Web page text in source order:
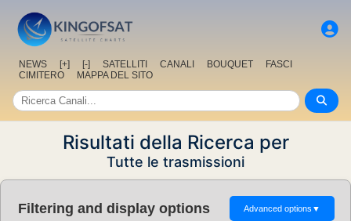
NEWS [+] [-] SATELLITI CANALI BOUQUET
FASCI
CIMITERO
MAPPA DEL SITO
Risultati della Ricerca per
Tutte le trasmissioni
Filtering and display options Advanced options ▼